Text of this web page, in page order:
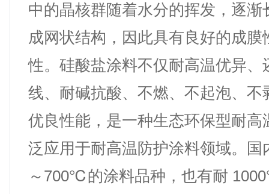
中的晶核群随着水分的挥发，逐渐
成网状结构，因此具有良好的成膜
性。硅酸盐涂料不仅耐高温优异、
线、耐碱抗酸、不燃、不起泡、不
优良性能，是一种生态环保型耐高
泛应用于耐高温防护涂料领域。国
～700℃的涂料品种，也有耐